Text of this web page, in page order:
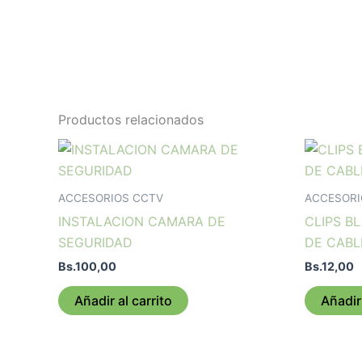
Productos relacionados
ACCESORIOS CCTV
INSTALACION CAMARA DE
SEGURIDAD
Bs.100,00
Añadir al carrito
CLIPS
DE
Bs.12,00